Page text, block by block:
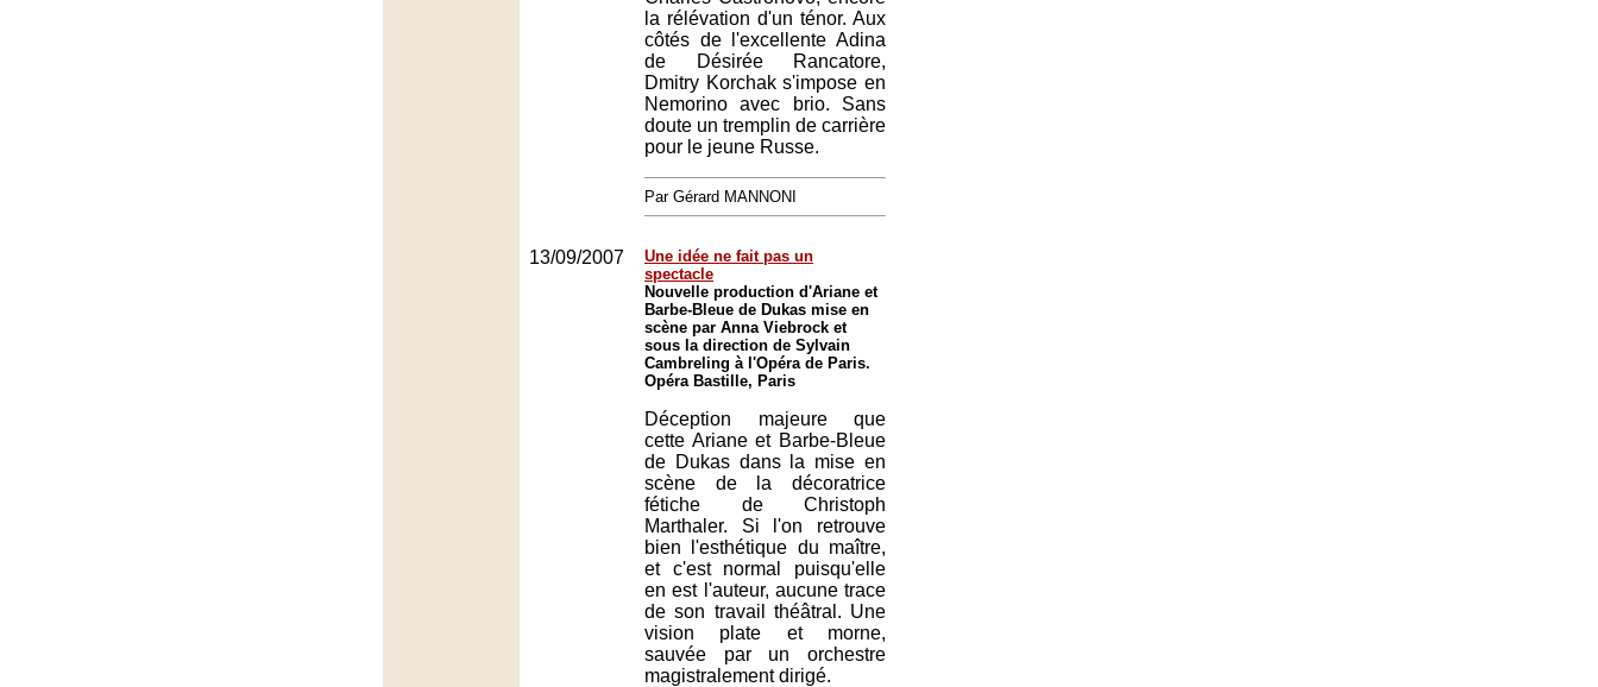
la rélévation d'un ténor. Aux
côtés de l'excellente Adina
de Désirée Rancatore,
Dmitry Korchak s'impose en
Nemorino avec brio. Sans
doute un tremplin de carrière
pour le jeune Russe.
Par Gérard MANNONI
13/09/2007
Une idée ne fait pas un
spectacle
Nouvelle production d'Ariane et
Barbe-Bleue de Dukas mise en
scène par Anna Viebrock et
sous la direction de Sylvain
Cambreling à l'Opéra de Paris.
Opéra Bastille, Paris
Déception majeure que
cette Ariane et Barbe-Bleue
de Dukas dans la mise en
scène de la décoratrice
fétiche de Christoph
Marthaler. Si l'on retrouve
bien l'esthétique du maître,
et c'est normal puisqu'elle
en est l'auteur, aucune trace
de son travail théâtral. Une
vision plate et morne,
sauvée par un orchestre
magistralement dirigé.